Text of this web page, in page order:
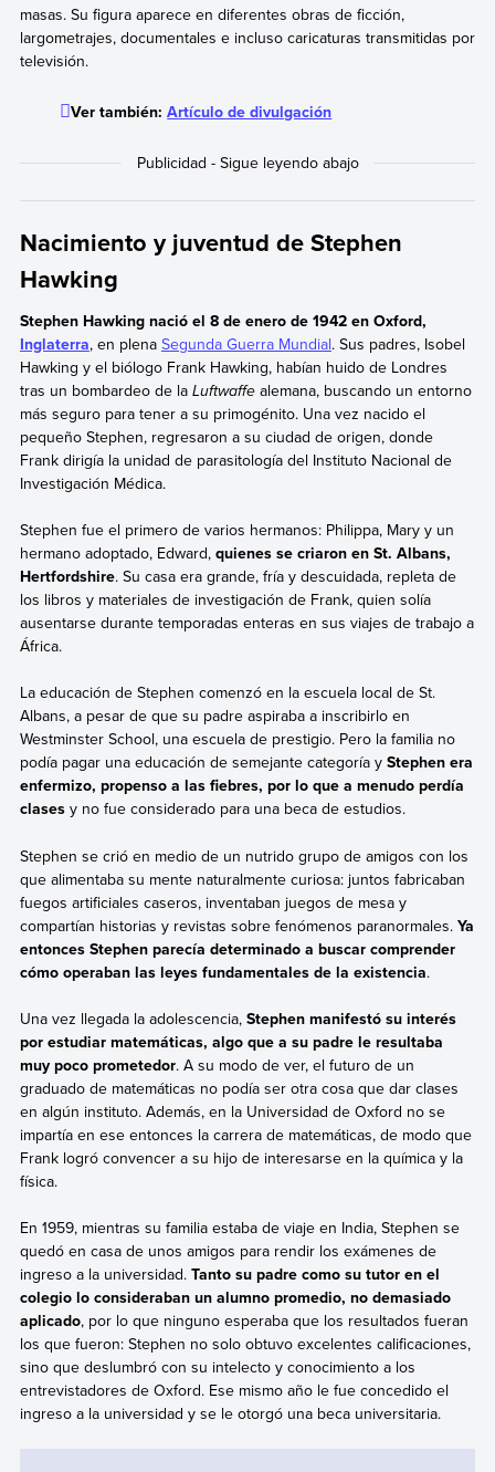
masas. Su figura aparece en diferentes obras de ficción,
largometrajes, documentales e incluso caricaturas transmitidas por
televisión.
Ver también:Artículo de divulgación
Nacimiento y juventud de Stephen
Hawking
Stephen Hawking nació el 8 de enero de 1942 en Oxford,
Inglaterra, en plena Segunda Guerra Mundial. Sus padres, Isobel
Hawking y el biólogo Frank Hawking, habían huido de Londres
tras un bombardeo de la Luftwaffe alemana, buscando un entorno
más seguro para tener a su primogénito. Una vez nacido el
pequeño Stephen, regresaron a su ciudad de origen, donde
Frank dirigía la unidad de parasitología del Instituto Nacional de
Investigación Médica.
Stephen fue el primero de varios hermanos: Philippa, Mary y un
hermano adoptado, Edward, quienes se criaron en St. Albans,
Hertfordshire. Su casa era grande, fría y descuidada, repleta de
los libros y materiales de investigación de Frank, quien solía
ausentarse durante temporadas enteras en sus viajes de trabajo a
África.
La educación de Stephen comenzó en la escuela local de St.
Albans, a pesar de que su padre aspiraba a inscribirlo en
Westminster School, una escuela de prestigio. Pero la familia no
podía pagar una educación de semejante categoría y Stephen era
enfermizo, propenso a las fiebres, por lo que a menudo perdía
clasesy no fue considerado para una beca de estudios.
Stephen se crió en medio de un nutrido grupo de amigos con los
que alimentaba su mente naturalmente curiosa: juntos fabricaban
fuegos artificiales caseros, inventaban juegos de mesa y
compartían historias y revistas sobre fenómenos paranormales. Ya
entonces Stephen parecía determinado a buscar comprender
cómo operaban las leyes fundamentales de la existencia.
Una vez llegada la adolescencia, Stephen manifestó su interés
por estudiar matemáticas, algo que a su padre le resultaba
muy poco prometedor. A su modo de ver, el futuro de un
graduado de matemáticas no podía ser otra cosa que dar clases
en algún instituto. Además, en la Universidad de Oxford no se
impartía en ese entonces la carrera de matemáticas, de modo que
Frank logró convencer a su hijo de interesarse en la química y la
física.
En 1959, mientras su familia estaba de viaje en India, Stephen se
quedó en casa de unos amigos para rendir los exámenes de
ingreso a la universidad. Tanto su padre como su tutor en el
colegio lo consideraban un alumno promedio, no demasiado
aplicado, por lo que ninguno esperaba que los resultados fueran
los que fueron: Stephen no solo obtuvo excelentes calificaciones,
sino que deslumbró con su intelecto y conocimiento a los
entrevistadores de Oxford. Ese mismo año le fue concedido el
ingreso a la universidad y se le otorgó una beca universitaria.